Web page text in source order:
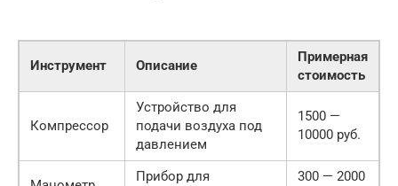
Инструмент Описание
Примерная
стоимость
Компрессор
Устройство для
подачи воздуха под
давлением
1500 —
10000 руб.
Прибор для
300 — 2000